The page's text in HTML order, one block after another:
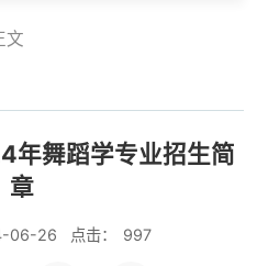
文
年舞蹈学专业招生简
章​
06-26 点击： 997